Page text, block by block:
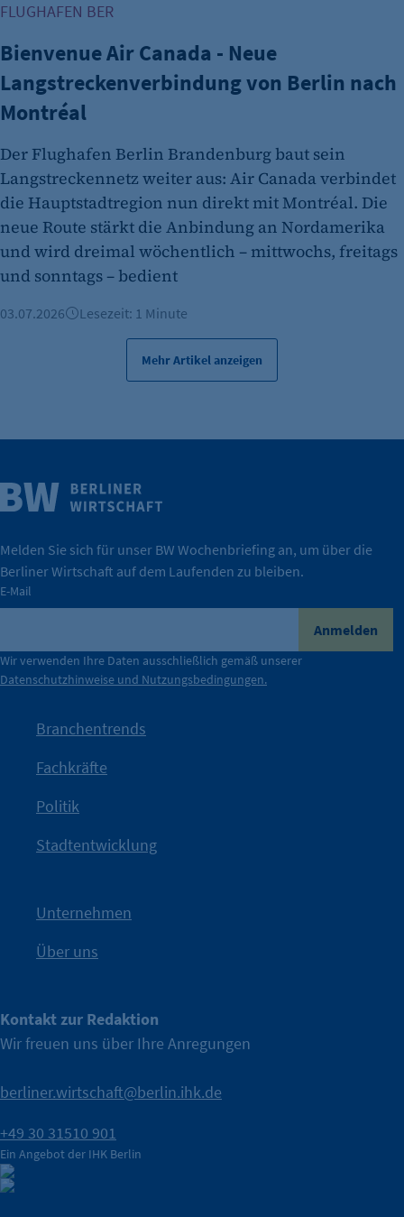
IHK Berlin. Offizieller Unterstützer der Berliner Wirtschaft.
Nach einer aufmerksamkeitsstarken Teaserphase geht die
Kampagne der IHK Berlin in die nächste Stufe. Mit
IHK?“wurde bewusst Neugier geweckt und Gespräche
mit Haltung.
Die Unternehmer stehen stellvertretend für die Vielfalt
der Berliner Wirtschaft.
Durch ihre Perspektiven wird deutlich, was der Claim
konkret bedeutet – und wie die IHK Berlin Unternehmen
tatsächlich unterstützt.
Wirtschaft.
Weitere Infos
FLUGHAFEN BER
Bienvenue Air Canada - Neue
Langstreckenverbindung von Berlin nach
Montréal
Der Flughafen Berlin Brandenburg baut sein
Langstreckennetz weiter aus: Air Canada verbindet
die Hauptstadtregion nun direkt mit Montréal. Die
neue Route stärkt die Anbindung an Nordamerika
und wird dreimal wöchentlich – mittwochs, freitags
und sonntags – bedient
03.07.2026 Lesezeit: 1 Minute
Mehr Artikel anzeigen
Melden Sie sich für unser BW Wochenbriefing an, um über die
Berliner Wirtschaft auf dem Laufenden zu bleiben.
E-Mail
Anmelden
Wir verwenden Ihre Daten ausschließlich gemäß unserer
Datenschutzhinweise und Nutzungsbedingungen.
Branchentrends
Fachkräfte
Politik
Stadtentwicklung
Unternehmen
Über uns
Kontakt zur Redaktion
Wir freuen uns über Ihre Anregungen
berliner.wirtschaft@berlin.ihk.de
+49 30 31510 901
Ein Angebot der IHK Berlin